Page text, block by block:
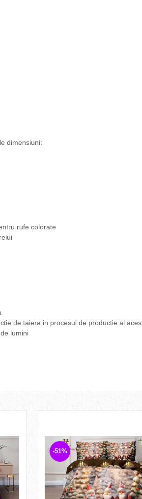
dimensiuni:
rufe colorate
de taiera in procesul de productie al
lumini
-51%